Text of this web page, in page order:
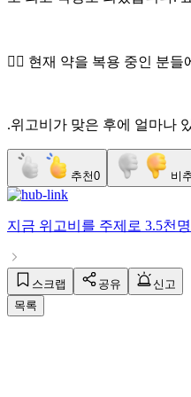
👉🏻 현재 약을 복용 중인 분
.위고비가 맞은 후에 얼마나
추천0 비
지금 위고비 를 주제로 3.5천명
스크랩 공유
신고
목록